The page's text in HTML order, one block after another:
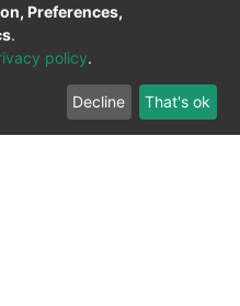
Preferences,
.
policy.
Decline That's ok